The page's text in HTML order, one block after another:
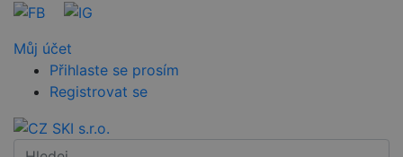
Můj účet
Přihlaste se prosím
Registrovat se